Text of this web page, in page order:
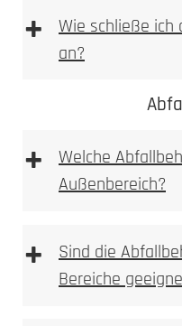
1. Prüfen
+
Wie schließe
an?
Wir empfehlen die
durch einen
lassen. Bitte
vom Hersteller
Kamera,
+
Welche
Außenbereich?
+
Sind die
Bereiche